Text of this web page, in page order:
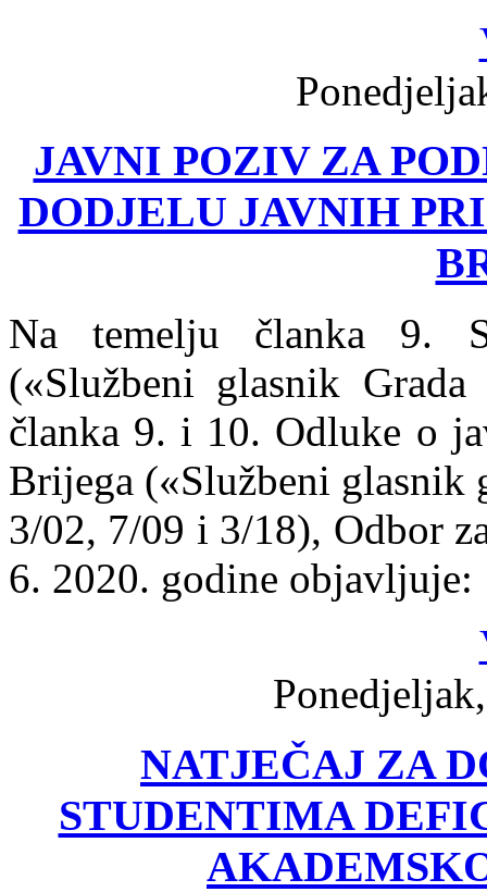
JAVNI POZIV ZA
DODJELU JAVNIH
Na temelju članka 9.
(«Službeni glasnik
članka 9. i 10. Odluke o
Brijega («Službeni
3/02, 7/09 i 3/18), Odbor
6. 2020. godine objavljuje:
NATJEČAJ ZA
STUDENTIMA